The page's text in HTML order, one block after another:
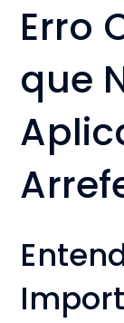
Erro
que